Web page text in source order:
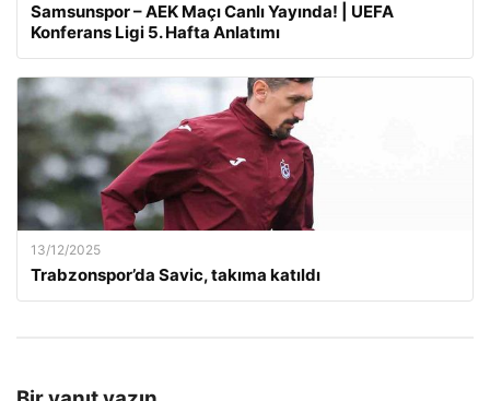
Samsunspor – AEK Maçı Canlı Yayında! | UEFA
Konferans Ligi 5. Hafta Anlatımı
13/12/2025
Trabzonspor’da Savic, takıma katıldı